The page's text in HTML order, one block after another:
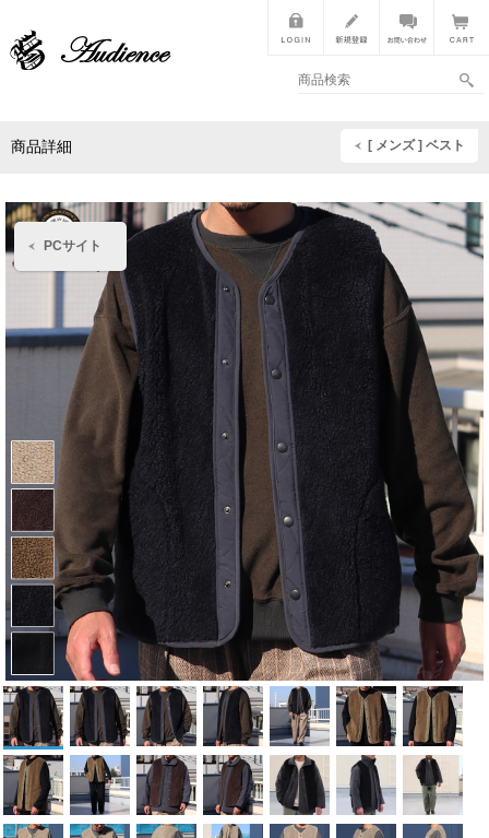
PCサイト
商品詳細 [ メンズ ] ベスト